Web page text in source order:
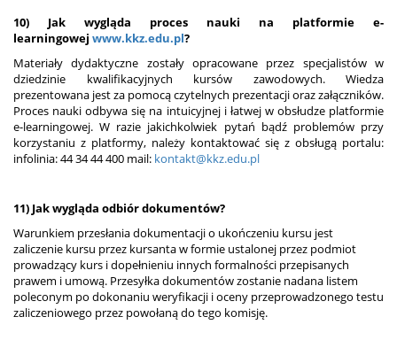
10) Jak wygląda proces nauki na platformie e-
learningowej www.kkz.edu.pl?
Materiały dydaktyczne zostały opracowane przez specjalistów w
dziedzinie kwalifikacyjnych kursów zawodowych. Wiedza
prezentowana jest za pomocą czytelnych prezentacji oraz załączników.
Proces nauki odbywa się na intuicyjnej i łatwej w obsłudze platformie
e-learningowej. W razie jakichkolwiek pytań bądź problemów przy
korzystaniu z platformy, należy kontaktować się z obsługą portalu:
infolinia: 44 34 44 400 mail: kontakt@kkz.edu.pl
11) Jak wygląda odbiór dokumentów?
Warunkiem przesłania dokumentacji o ukończeniu kursu jest
zaliczenie kursu przez kursanta w formie ustalonej przez podmiot
prowadzący kurs i dopełnieniu innych formalności przepisanych
prawem i umową. Przesyłka dokumentów zostanie nadana listem
poleconym po dokonaniu weryfikacji i oceny przeprowadzonego testu
zaliczeniowego przez powołaną do tego komisję.